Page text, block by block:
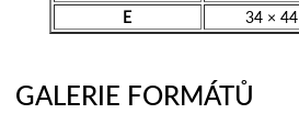
E
34 × 44
GALERIE FORMÁTŮ